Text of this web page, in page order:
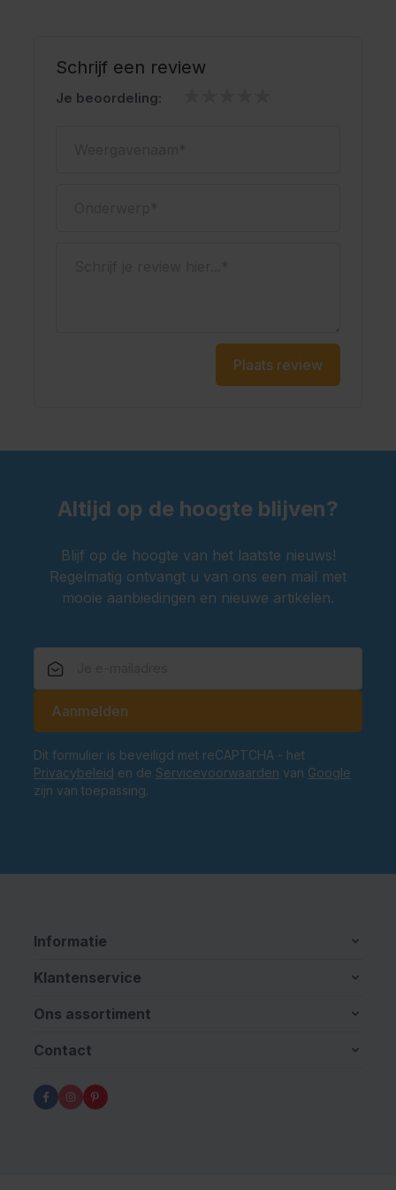
Schrijf een review
Je beoordeling:
Plaats review
Altijd op de hoogte blijven?
Blijf op de hoogte van het laatste nieuws!
Regelmatig ontvangt u van ons een mail met
mooie aanbiedingen en nieuwe artikelen.
Aanmelden
Dit formulier is beveiligd met reCAPTCHA - het
Privacybeleid en de Servicevoorwaarden van Google
zijn van toepassing.
Informatie
Klantenservice
Ons assortiment
Contact